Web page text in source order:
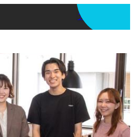
アプリを使う